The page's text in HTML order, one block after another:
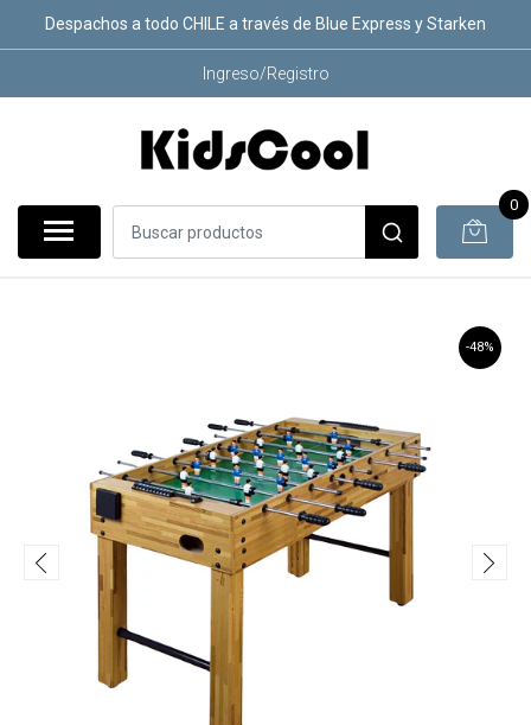
Despachos a todo CHILE a través de Blue Express y Starken
Ingreso/Registro
0
-48%